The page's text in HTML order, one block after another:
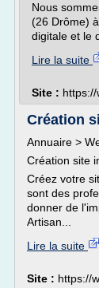
Nous
(26 Drôme)
digitale et le
Lire la suite
Site :
Création
Annuaire >
Création site
Créez votre
sont des
donner de
Artisan...
Lire la suite
Site : https://